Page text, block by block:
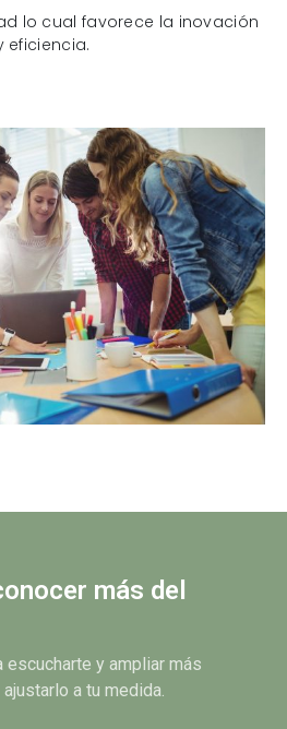
lo cual favorece la inovación
eficiencia.
más del
escucharte y ampliar más
a tu medida.